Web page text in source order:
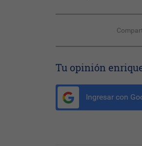
Tu opinión
Ingresar con